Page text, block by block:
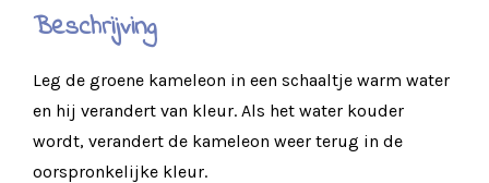
Beschrijving
Leg de groene kameleon in een schaaltje warm water
en hij verandert van kleur. Als het water kouder
wordt, verandert de kameleon weer terug in de
oorspronkelijke kleur.